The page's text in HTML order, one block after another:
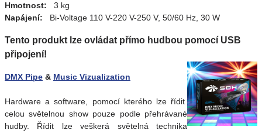
Hmotnost: 3 kg
Napájení: Bi-Voltage 110 V-220 V-250 V, 50/60 Hz, 30 W
Tento produkt lze ovládat přímo hudbou pomocí USB
připojení!
DMX Pipe & Music Vizualization
Hardware a software, pomocí kterého lze řídit
celou světelnou show pouze podle přehrávané
hudby. Řídit lze veškerá světelná technika